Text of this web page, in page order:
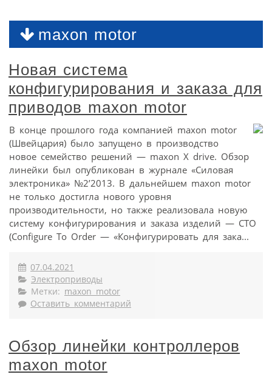
maxon motor
Новая система
конфигурирования и заказа для
приводов maxon motor
В конце прошлого года компанией maxon motor
(Швейцария) было запущено в производство
новое семейство решений — maxon X drive. Обзор
линейки был опубликован в журнале «Силовая
электроника» №2’2013. В дальнейшем maxon motor
не только достигла нового уровня
производительности, но также реализовала новую
систему конфигурирования и заказа изделий — CTO
(Configure To Order — «Конфигурировать для зака...
07.04.2021
Электроприводы
Метки: maxon motor
Оставить комментарий
Обзор линейки контроллеров
maxon motor